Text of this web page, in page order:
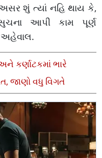
શું ત્યાં નહિ થાય કે,
સુચના આપી કામ પૂર્ણ
અહેવાલ.
કર્ણાટકમાં ભારે
જાણો વધુ વિગતે